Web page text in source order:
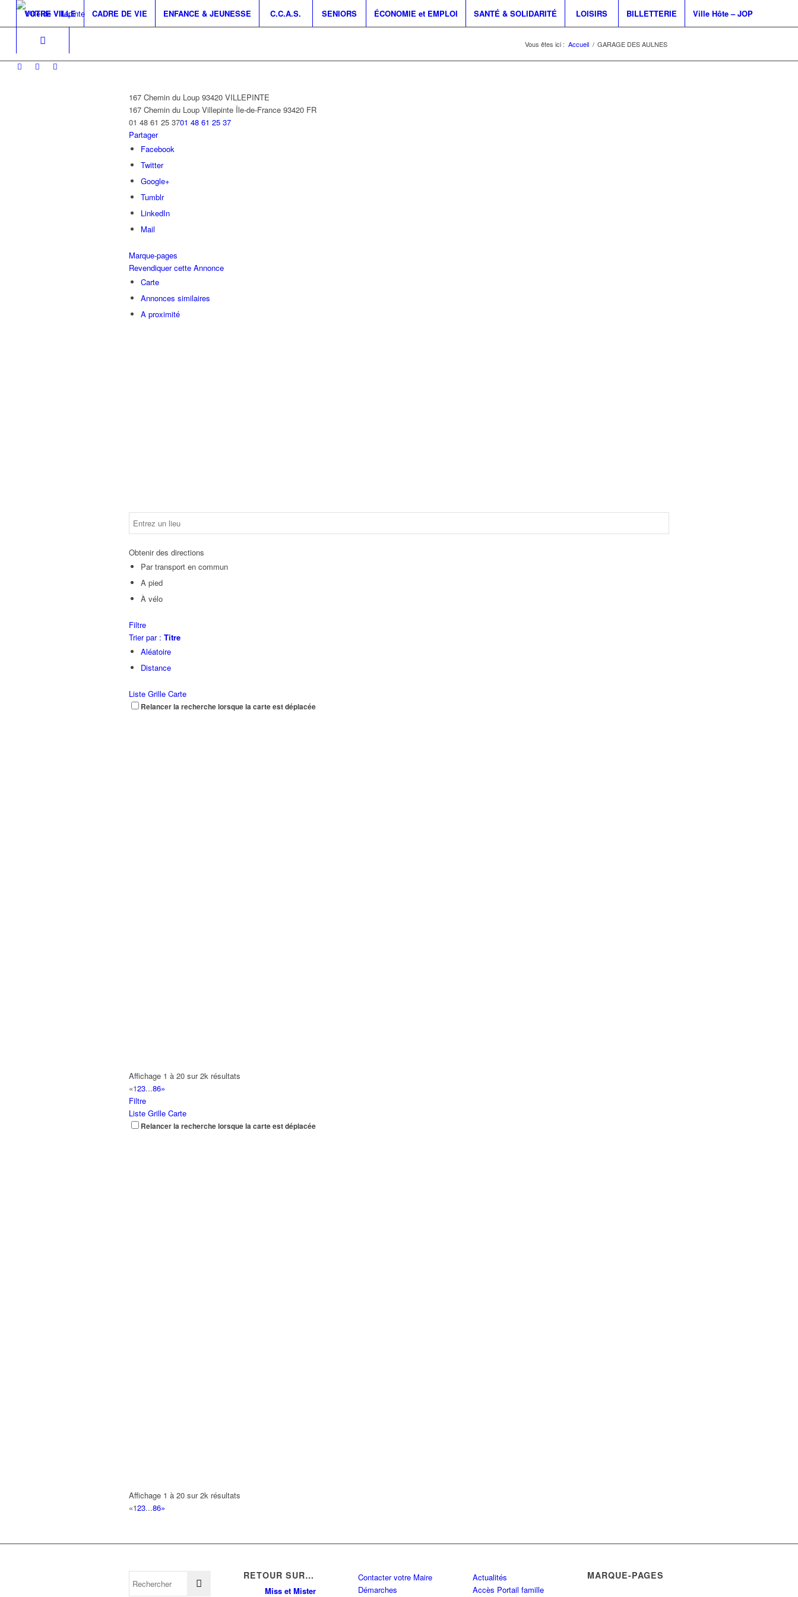
VOTRE VILLE CADRE DE VIE ENFANCE & JEUNESSE C.C.A.S. SENIORS ÉCONOMIE et EMPLOI SANTÉ & SOLIDARITÉ LOISIRS BILLETTERIE Ville Hôte – JOP
Vous êtes ici : Accueil / GARAGE DES AULNES
167 Chemin du Loup 93420 VILLEPINTE
167 Chemin du Loup Villepinte Île-de-France 93420 FR
01 48 61 25 3701 48 61 25 37
Partager
Facebook
Twitter
Google+
Tumblr
LinkedIn
Mail
Marque-pages
Revendiquer cette Annonce
Carte
Annonces similaires
A proximité
Obtenir des directions
Par transport en commun
A pied
À vélo
Filtre
Trier par : Titre
Aléatoire
Distance
Liste Grille Carte
Relancer la recherche lorsque la carte est déplacée
Affichage 1 à 20 sur 2k résultats
«123...86»
Filtre
Liste Grille Carte
Relancer la recherche lorsque la carte est déplacée
Affichage 1 à 20 sur 2k résultats
«123...86»
RETOUR SUR…
Miss et Mister
Contacter votre Maire
Démarches
Actualités
Accès Portail famille
MARQUE-PAGES